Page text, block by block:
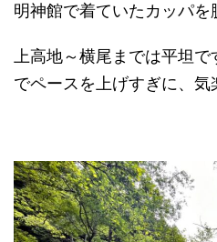
明神館で着ていたカッパを
上高地～横尾までは平坦
でペースを上げすぎに、気